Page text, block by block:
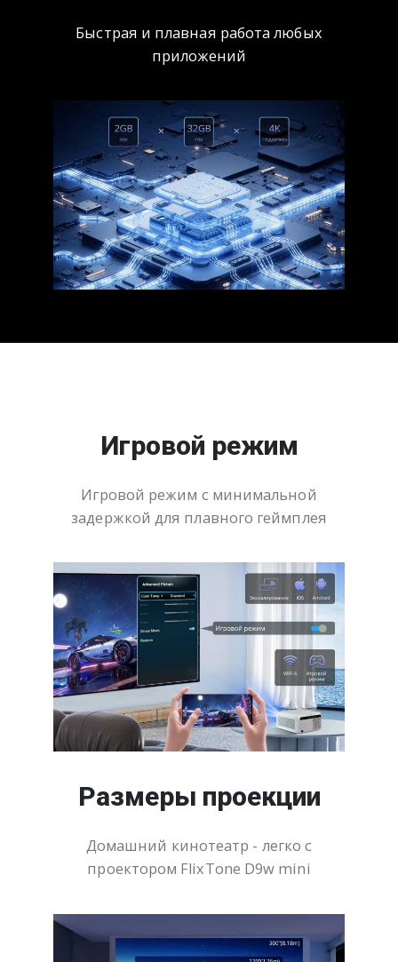
Быстрая и плавная работа любых
приложений
Игровой режим
Игровой режим с минимальной
задержкой для плавного геймплея
Размеры проекции
Домашний кинотеатр - легко c
проектором FlixTone D9w mini